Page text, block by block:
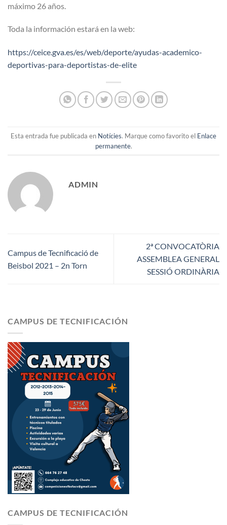
máximo 26 años.
Toda la información estará en la web:
https://ceice.gva.es/es/web/deporte/ayudas-academico-
deportivas-para-deportistas-de-elite
Esta entrada fue publicada en Notícies. Marque como favorito el Enlace
permanente.
ADMIN
Campus de Tecnificació de
Beisbol 2021 – 2n Torn
2ª CONVOCATÒRIA
ASSEMBLEA GENERAL
SESSIÓ ORDINÀRIA
CAMPUS DE TECNIFICACIÓN
CAMPUS DE TECNIFICACIÓN